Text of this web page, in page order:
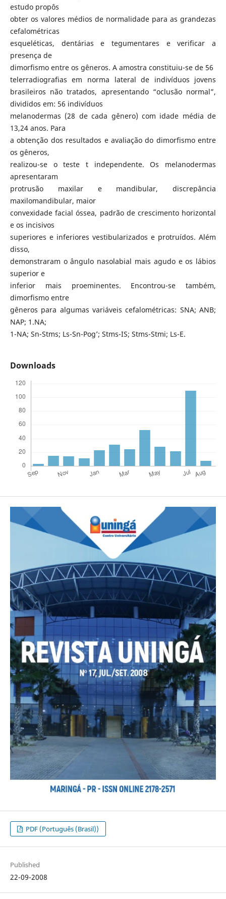
estudo propôs
obter os valores médios de normalidade para as grandezas
cefalométricas
esqueléticas, dentárias e tegumentares e verificar a
presença de
dimorfismo entre os gêneros. A amostra constituiu-se de 56
telerradiografias em norma lateral de indivíduos jovens
brasileiros não tratados, apresentando “oclusão normal”,
divididos em: 56 indivíduos
melanodermas (28 de cada gênero) com idade média de
13,24 anos. Para
a obtenção dos resultados e avaliação do dimorfismo entre
os gêneros,
realizou-se o teste t independente. Os melanodermas
apresentaram
protrusão maxilar e mandibular, discrepância
maxilomandibular, maior
convexidade facial óssea, padrão de crescimento horizontal
e os incisivos
superiores e inferiores vestibularizados e protruídos. Além
disso,
demonstraram o ângulo nasolabial mais agudo e os lábios
superior e
inferior mais proeminentes. Encontrou-se também,
dimorfismo entre
gêneros para algumas variáveis cefalométricas: SNA; ANB;
NAP; 1.NA;
1-NA; Sn-Stms; Ls-Sn-Pog’; Stms-IS; Stms-Stmi; Ls-E.
Downloads
PDF (Português (Brasil))
Published
22-09-2008